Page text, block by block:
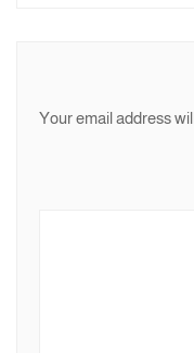
Your email address